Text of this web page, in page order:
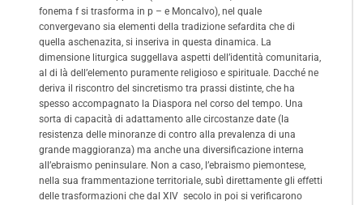
fonema f si trasforma in p – e Moncalvo), nel quale
convergevano sia elementi della tradizione sefardita che di
quella aschenazita, si inseriva in questa dinamica. La
dimensione liturgica suggellava aspetti dell’identità comunitaria,
al di là dell’elemento puramente religioso e spirituale. Dacché ne
deriva il riscontro del sincretismo tra prassi distinte, che ha
spesso accompagnato la Diaspora nel corso del tempo. Una
sorta di capacità di adattamento alle circostanze date (la
resistenza delle minoranze di contro alla prevalenza di una
grande maggioranza) ma anche una diversificazione interna
all’ebraismo peninsulare. Non a caso, l’ebraismo piemontese,
nella sua frammentazione territoriale, subì direttamente gli effetti
delle trasformazioni che dal XIV secolo in poi si verificarono